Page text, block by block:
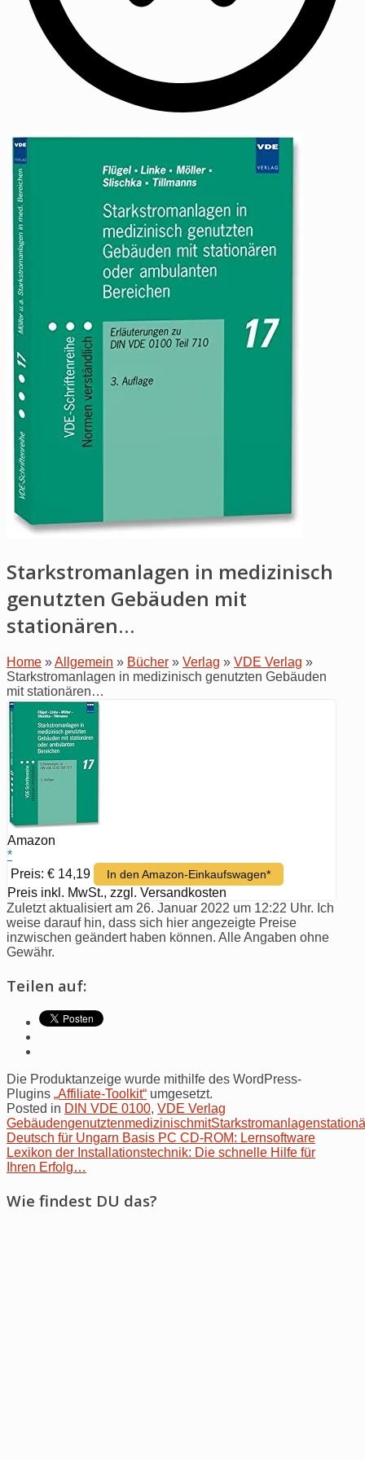
Starkstromanlagen in medizinisch
genutzten Gebäuden mit
stationären…
Home »Allgemein » Bücher » Verlag » VDE Verlag »
Starkstromanlagen in medizinisch genutzten Gebäuden
mit stationären…
Amazon
*
Preis: € 14,19
In den Amazon-Einkaufswagen*
Preis inkl. MwSt., zzgl. Versandkosten
Zuletzt aktualisiert am 26. Januar 2022 um 12:22 Uhr. Ich
weise darauf hin, dass sich hier angezeigte Preise
inzwischen geändert haben können. Alle Angaben ohne
Gewähr.
Teilen auf:
Die Produktanzeige wurde mithilfe des WordPress-
Plugins „Affiliate-Toolkit“ umgesetzt.
Posted in DIN VDE 0100, VDE Verlag
GebäudengenutztenmedizinischmitStarkstromanlagen
Post
navigation
Deutsch für Ungarn Basis PC CD-ROM: Lernsoftware
Lexikon der Installationstechnik: Die schnelle Hilfe für
Ihren Erfolg…
Wie findest DU das?